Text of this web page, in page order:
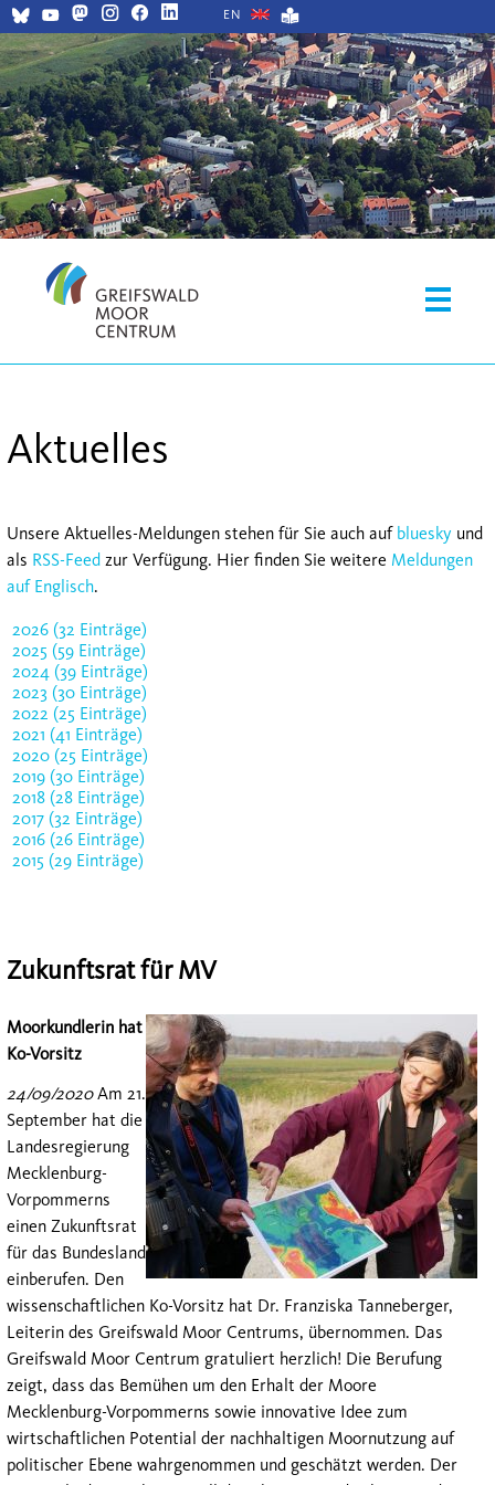
EN
Aktuelles
Unsere Aktuelles-Meldungen stehen für Sie auch auf bluesky und
als RSS-Feed zur Verfügung. Hier finden Sie weitere Meldungen
auf Englisch.
2026 (32 Einträge)
2025 (59 Einträge)
2024 (39 Einträge)
2023 (30 Einträge)
2022 (25 Einträge)
2021 (41 Einträge)
2020 (25 Einträge)
2019 (30 Einträge)
2018 (28 Einträge)
2017 (32 Einträge)
2016 (26 Einträge)
2015 (29 Einträge)
Zukunftsrat für MV
Moorkundlerin hat
Ko-Vorsitz
24/09/2020Am 21.
September hat die
Landesregierung
Mecklenburg-
Vorpommerns
einen Zukunftsrat
für das Bundesland
einberufen. Den
wissenschaftlichen Ko-Vorsitz hat Dr. Franziska Tanneberger,
Leiterin des Greifswald Moor Centrums, übernommen. Das
Greifswald Moor Centrum gratuliert herzlich! Die Berufung
zeigt, dass das Bemühen um den Erhalt der Moore
Mecklenburg-Vorpommerns sowie innovative Idee zum
wirtschaftlichen Potential der nachhaltigen Moornutzung auf
politischer Ebene wahrgenommen und geschätzt werden. Der